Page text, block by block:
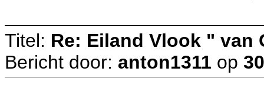
Titel: Re: Eiland Vlook " van
Bericht door: anton1311 op